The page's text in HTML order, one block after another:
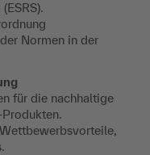
Normen in der
für die nachhaltige